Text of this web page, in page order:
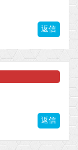
返信
返信